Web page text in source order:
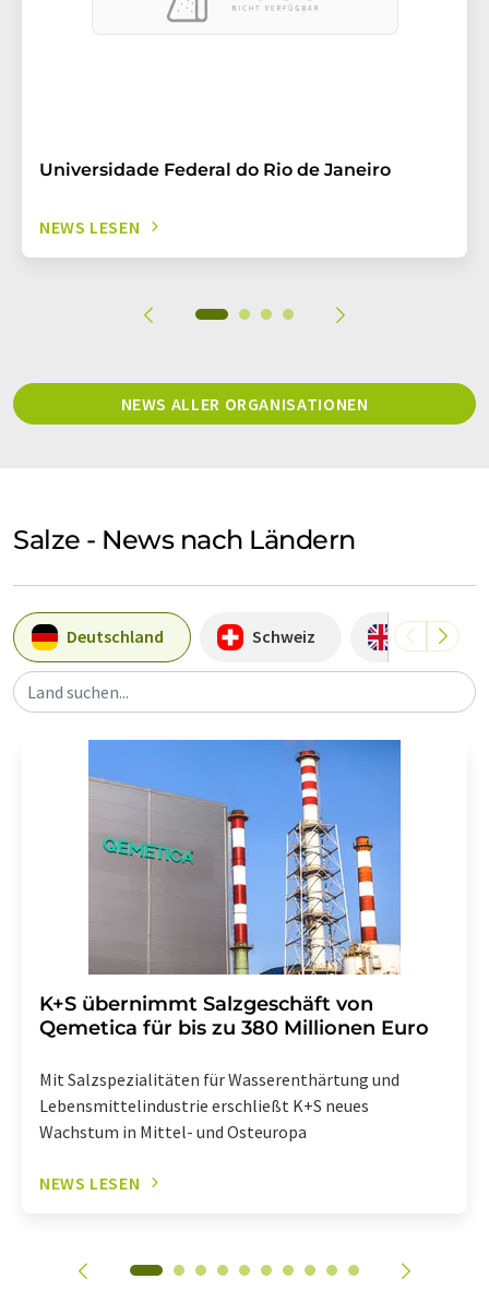
Universidade Federal do Rio de Janeiro
NEWS LESEN
NEWS ALLER ORGANISATIONEN
Salze - News nach Ländern
Deutschland Schweiz
Land suchen...
K+S übernimmt Salzgeschäft von
Qemetica für bis zu 380 Millionen Euro
Mit Salzspezialitäten für Wasserenthärtung und
Lebensmittelindustrie erschließt K+S neues
Wachstum in Mittel- und Osteuropa
NEWS LESEN